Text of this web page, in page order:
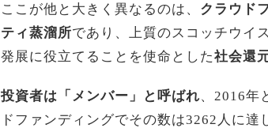
ここが他と大きく異なるのは、 クラウド
ティ蒸溜所であり、上質のスコッチウイ
発展に役立てることを使命とした社会還
投資者は「メンバー」と呼ばれ、2016年
ドファンディングでその数は3262人に